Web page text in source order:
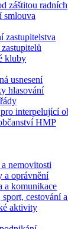
záštitou radních
smlouva
zastupitelstva
zastupitelů
kluby
usnesení
hlasování
interpelující
HMP
nemovitosti
a oprávnění
a komunikace
cestování
aktivity